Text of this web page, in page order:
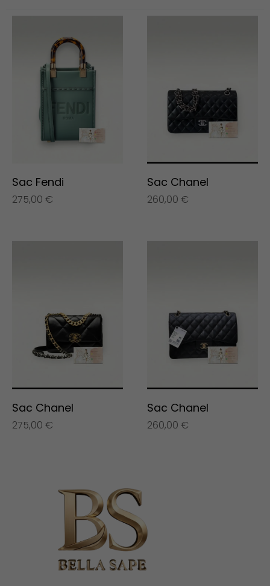
Sac Fendi
275,00 €
Sac Chanel
260,00 €
Sac Chanel
275,00 €
Sac Chanel
260,00 €